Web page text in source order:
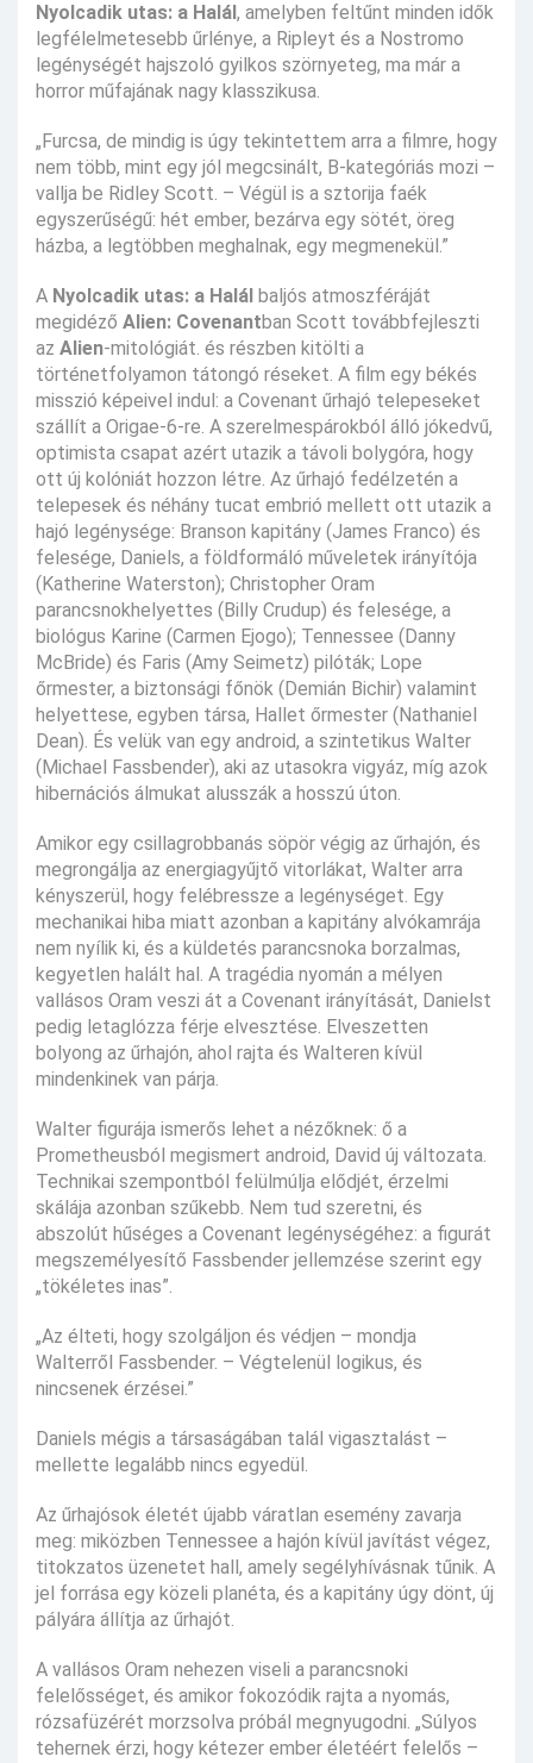
Nyolcadik utas: a Halál, amelyben feltűnt minden idők
legfélelmetesebb űrlénye, a Ripleyt és a Nostromo
legénységét hajszoló gyilkos szörnyeteg, ma már a
horror műfajának nagy klasszikusa.
„Furcsa, de mindig is úgy tekintettem arra a filmre, hogy
nem több, mint egy jól megcsinált, B-kategóriás mozi –
vallja be Ridley Scott. – Végül is a sztorija faék
egyszerűségű: hét ember, bezárva egy sötét, öreg
házba, a legtöbben meghalnak, egy megmenekül.”
A Nyolcadik utas: a Halál baljós atmoszféráját
megidéző Alien: Covenantban Scott továbbfejleszti
az Alien-mitológiát. és részben kitölti a
történetfolyamon tátongó réseket. A film egy békés
misszió képeivel indul: a Covenant űrhajó telepeseket
szállít a Origae-6-re. A szerelmespárokból álló jókedvű,
optimista csapat azért utazik a távoli bolygóra, hogy
ott új kolóniát hozzon létre. Az űrhajó fedélzetén a
telepesek és néhány tucat embrió mellett ott utazik a
hajó legénysége: Branson kapitány (James Franco) és
felesége, Daniels, a földformáló műveletek irányítója
(Katherine Waterston); Christopher Oram
parancsnokhelyettes (Billy Crudup) és felesége, a
biológus Karine (Carmen Ejogo); Tennessee (Danny
McBride) és Faris (Amy Seimetz) pilóták; Lope
őrmester, a biztonsági főnök (Demián Bichir) valamint
helyettese, egyben társa, Hallet őrmester (Nathaniel
Dean). És velük van egy android, a szintetikus Walter
(Michael Fassbender), aki az utasokra vigyáz, míg azok
hibernációs álmukat alusszák a hosszú úton.
Amikor egy csillagrobbanás söpör végig az űrhajón, és
megrongálja az energiagyűjtő vitorlákat, Walter arra
kényszerül, hogy felébressze a legénységet. Egy
mechanikai hiba miatt azonban a kapitány alvókamrája
nem nyílik ki, és a küldetés parancsnoka borzalmas,
kegyetlen halált hal. A tragédia nyomán a mélyen
vallásos Oram veszi át a Covenant irányítását, Danielst
pedig letaglózza férje elvesztése. Elveszetten
bolyong az űrhajón, ahol rajta és Walteren kívül
mindenkinek van párja.
Walter figurája ismerős lehet a nézőknek: ő a
Prometheusból megismert android, David új változata.
Technikai szempontból felülmúlja elődjét, érzelmi
skálája azonban szűkebb. Nem tud szeretni, és
abszolút hűséges a Covenant legénységéhez: a figurát
megszemélyesítő Fassbender jellemzése szerint egy
„tökéletes inas”.
„Az élteti, hogy szolgáljon és védjen – mondja
Walterről Fassbender. – Végtelenül logikus, és
nincsenek érzései.”
Daniels mégis a társaságában talál vigasztalást –
mellette legalább nincs egyedül.
Az űrhajósok életét újabb váratlan esemény zavarja
meg: miközben Tennessee a hajón kívül javítást végez,
titokzatos üzenetet hall, amely segélyhívásnak tűnik. A
jel forrása egy közeli planéta, és a kapitány úgy dönt, új
pályára állítja az űrhajót.
A vallásos Oram nehezen viseli a parancsnoki
felelősséget, és amikor fokozódik rajta a nyomás,
rózsafüzérét morzsolva próbál megnyugodni. „Súlyos
tehernek érzi, hogy kétezer ember életéért felelős –